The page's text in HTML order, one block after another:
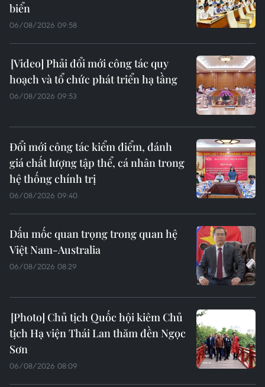
biển
06/08/2026 09:58
Phải đổi mới công tác quy
hoạch và tổ chức phát triển hạ tầng
06/08/2026 09:53
Đổi mới công tác kiểm điểm, đánh
giá chất lượng tập thể, cá nhân trong
hệ thống chính trị
06/08/2026 09:40
Dấu mốc quan trọng trong quan hệ
Việt Nam-Australia
06/08/2026 08:29
Chủ tịch Quốc hội kiêm Chủ
tịch Hạ viện Thái Lan thăm đền Ngọc
Sơn
06/08/2026 08:09